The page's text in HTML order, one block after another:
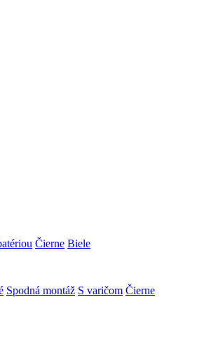
Čierne Biele
Spodná montáž S varičom Čierne